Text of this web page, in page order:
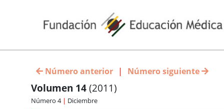
Número siguiente
|
Número anterior
Volumen 14(2011)
Número 4 | Diciembre